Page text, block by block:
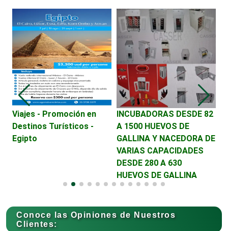
Contadores
Control de Plagas
Conversiones Automotrices
Cortinas, Persianas y Alfombras
Cremerías y Salchichonerías
Viajes - Promoción en
Destinos Turísticos -
Egipto
INCUBADORAS DESDE 82
A 1500 HUEVOS DE
GALLINA Y NACEDORA DE
VARIAS CAPACIDADES
DESDE 280 A 630
HUEVOS DE GALLINA
Conoce las Opiniones de Nuestros
Clientes: